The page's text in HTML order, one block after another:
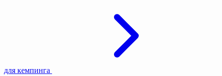
для кемпинга